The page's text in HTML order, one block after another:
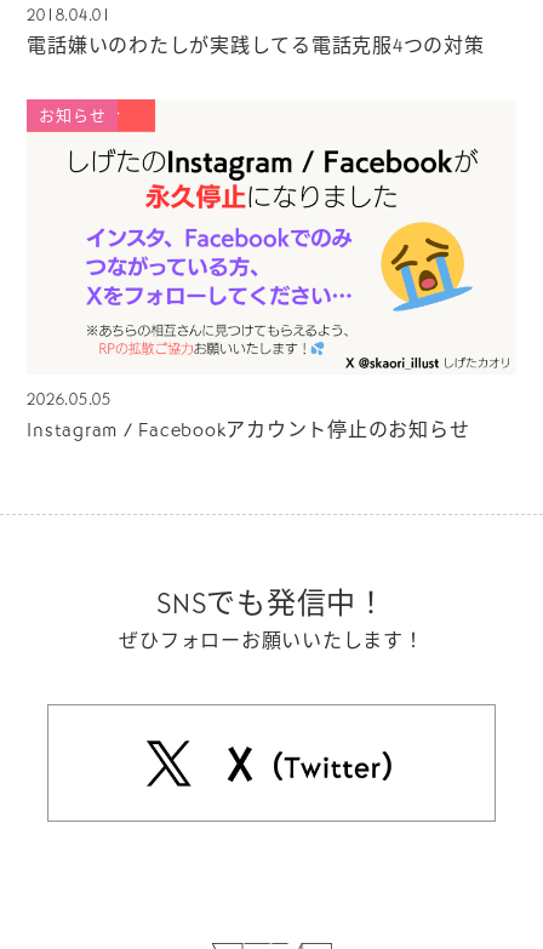
2018.04.01
電話嫌いのわたしが実践してる電話克服4つの対策
お知らせ
2026.05.05
Instagram / Facebookアカウント停止のお知らせ
SNSでも発信中！
ぜひフォローお願いいたします！